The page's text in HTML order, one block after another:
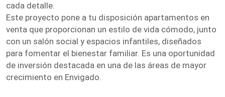
cada detalle.
Este proyecto pone a tu disposición apartamentos en
venta que proporcionan un estilo de vida cómodo, junto
con un salón social y espacios infantiles, diseñados
para fomentar el bienestar familiar. Es una oportunidad
de inversión destacada en una de las áreas de mayor
crecimiento en Envigado.